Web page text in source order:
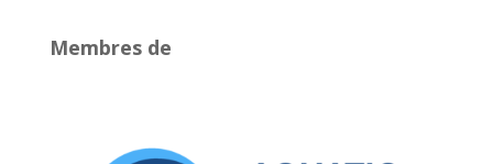
Membres de